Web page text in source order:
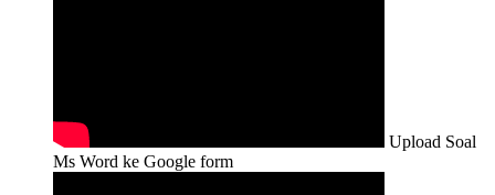
Upload Soal
Ms Word ke Google form